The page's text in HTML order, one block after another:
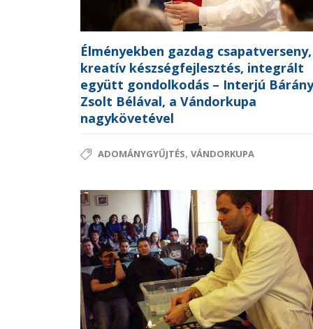
Élményekben gazdag csapatverseny,
kreatív készségfejlesztés, integrált
együtt gondolkodás – Interjú Bárány
Zsolt Bélával, a Vándorkupa
nagykövetével
ADOMÁNYGYŰJTÉS, VÁNDORKUPA